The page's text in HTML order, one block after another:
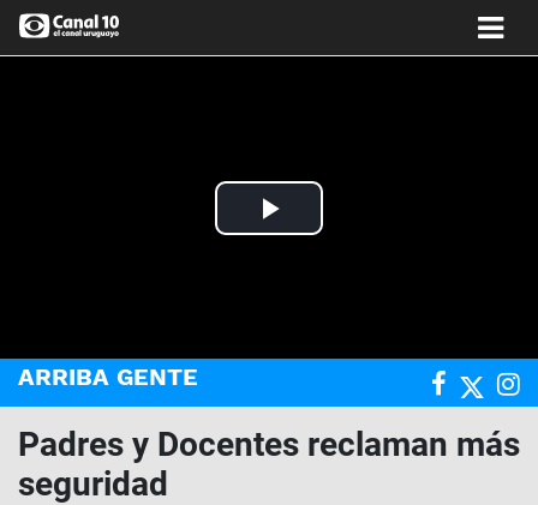
Play
ARRIBA GENTE
Padres y Docentes reclaman más
seguridad